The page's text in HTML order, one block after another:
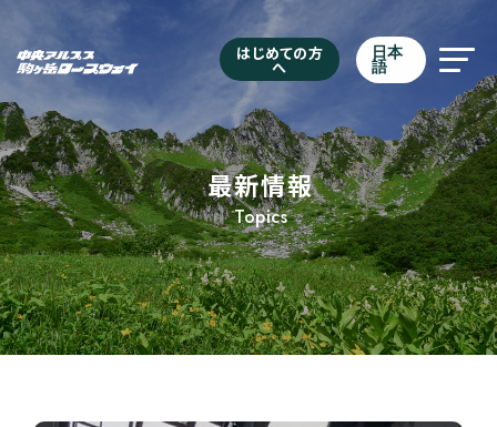
はじめての方
へ
日本
語
最新情報
Topics